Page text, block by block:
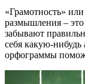
«Грамотность»
размышления –
забывают
себя какую-
орфограммы